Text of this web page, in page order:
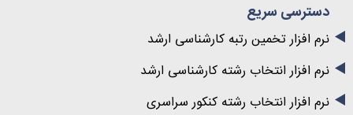
دسترسی سریع
نرم افزار تخمین رتبه کارشناسی ارشد
نرم افزار انتخاب رشته کارشناسی ارشد
نرم افزار انتخاب رشته کنکور سراسری